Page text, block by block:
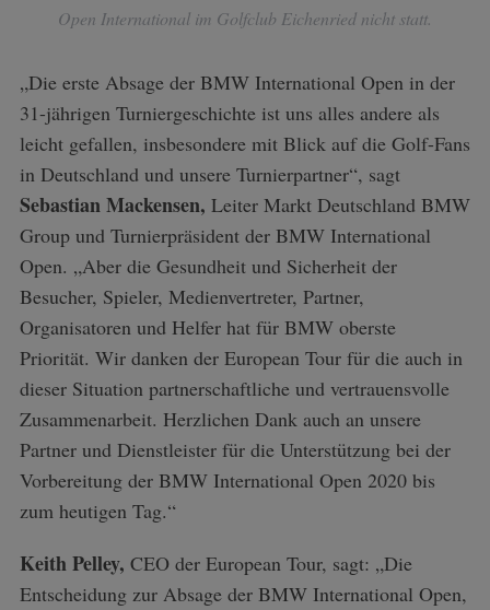
Open International im Golfclub Eichenried nicht statt.
„Die erste Absage der BMW International Open in der
31-jährigen Turniergeschichte ist uns alles andere als
leicht gefallen, insbesondere mit Blick auf die Golf-Fans
in Deutschland und unsere Turnierpartner“, sagt
Sebastian Mackensen, Leiter Markt Deutschland BMW
Group und Turnierpräsident der BMW International
Open. „Aber die Gesundheit und Sicherheit der
Besucher, Spieler, Medienvertreter, Partner,
Organisatoren und Helfer hat für BMW oberste
Priorität. Wir danken der European Tour für die auch in
dieser Situation partnerschaftliche und vertrauensvolle
Zusammenarbeit. Herzlichen Dank auch an unsere
Partner und Dienstleister für die Unterstützung bei der
Vorbereitung der BMW International Open 2020 bis
zum heutigen Tag.“
Keith Pelley, CEO der European Tour, sagt: „Die
Entscheidung zur Absage der BMW International Open,